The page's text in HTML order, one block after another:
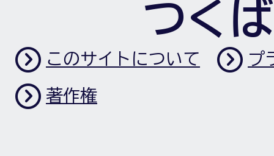
つく
このサイトについて プ
著作権